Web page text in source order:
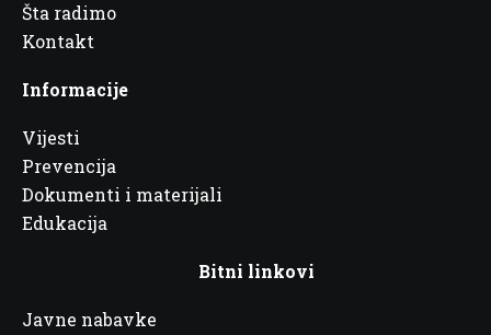
Šta radimo
Kontakt
Informacije
Vijesti
Prevencija
Dokumenti i materijali
Edukacija
Bitni linkovi
Javne nabavke